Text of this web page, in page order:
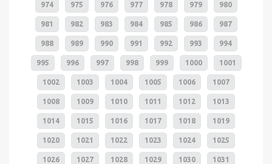
974 975 976 977 978 979 980
981 982 983 984 985 986 987
988 989 990 991 992 993 994
995 996 997 998 999 1000 1001
1002 1003 1004 1005 1006 1007
1008 1009 1010 1011 1012 1013
1014 1015 1016 1017 1018 1019
1020 1021 1022 1023 1024 1025
1026 1027 1028 1029 1030 1031